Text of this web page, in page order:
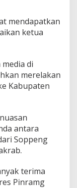
mendapatkan
ketua
di
merelakan
Kabupaten
antara
Soppeng
terima
Pinramg